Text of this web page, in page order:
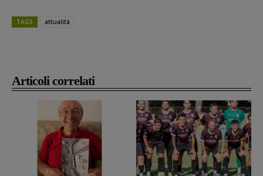
Articoli correlati
TAGS attualità